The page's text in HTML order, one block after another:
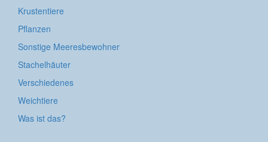
Krustentiere
Pflanzen
Sonstige Meeresbewohner
Stachelhäuter
Verschiedenes
Weichtiere
Was ist das?